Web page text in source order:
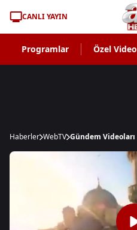
CANLI YAYIN
Programlar Özel Video
Haberler WebTV Gündem Videoları